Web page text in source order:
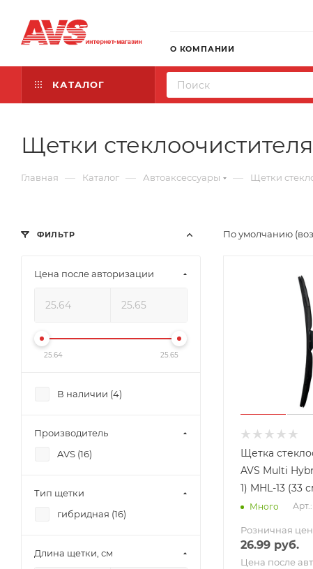
О КОМПАНИИ
КАТАЛОГ
Щетки
Главная — Каталог — Автоаксессуары — Щетки
По умолчанию
Щетка
AVS Multi
1) MHL-13 (33
Много
Розничная
26.99 руб.
Цена после
ФИЛЬТР
Цена после авторизации
25.64 25.65
В наличии (4)
Производитель
AVS (16)
Тип щетки
гибридная (16)
Длина щетки, см